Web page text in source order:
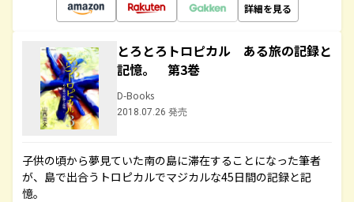
詳細を見る
とろとろトロピカル ある旅の記録と
記憶。 第3巻
D-Books
2018.07.26 発売
子供の頃から夢見ていた南の島に滞在することになった筆者
が、島で出合うトロピカルでマジカルな45日間の記録と記
憶。